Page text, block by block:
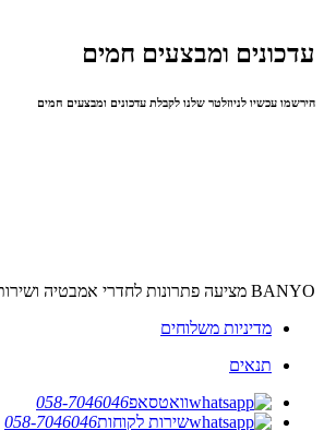
עדכונים ומבצעים חמים
הירשמו עכשיו לניוזלטר שלנו לקבלת עדכונים ומבצעים חמים
BANYO מציעה פתרונות לחדרי אמבטיה ושירותים באמצעות אביזרים אסתטיים ופונקציונליים ובמחיר הוגן. החברה עוסקת בייבוא, שיווק והתקנת מוצרי גימור לבתים, משרדים ומבני ציבור.
מדיניות משלוחים
תנאים
וואטסאפ058-7046046
שירות לקוחות058-7046046